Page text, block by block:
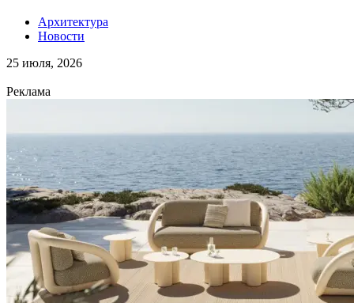
Архитектура
Новости
25 июля, 2026
Реклама